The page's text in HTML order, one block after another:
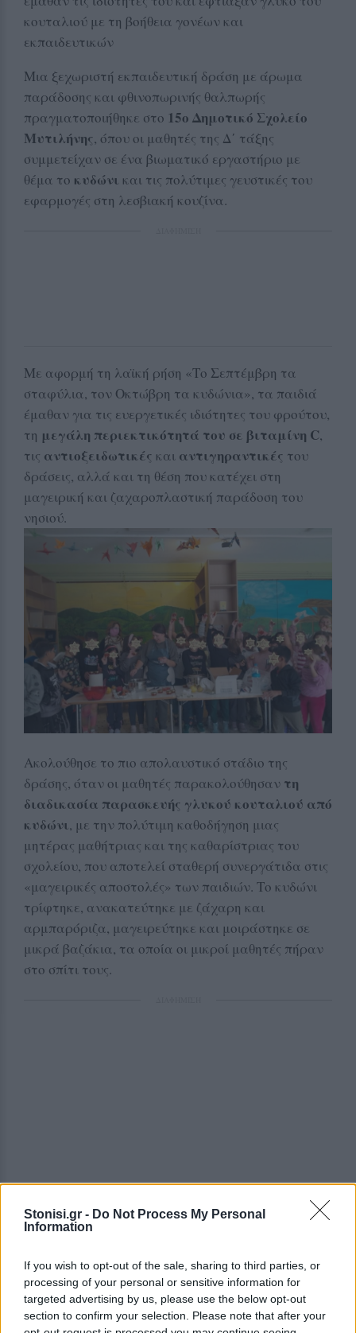
Stonisi.gr - Do Not Process My Personal
Information
If you wish to opt-out of the sale, sharing to third parties, or
processing of your personal or sensitive information for
targeted advertising by us, please use the below opt-out
section to confirm your selection. Please note that after your
κουταλιού με τη βοήθεια γονέων και
εκπαιδευτικών
Μια ξεχωριστή εκπαιδευτική δράση με άρωμα
παράδοσης και φθινοπωρινής θαλπωρής
πραγματοποιήθηκε στο 15ο Δημοτικό Σχολείο
Μυτιλήνης, όπου οι μαθητές της Δ΄ τάξης
συμμετείχαν σε ένα βιωματικό εργαστήριο με
θέμα το κυδώνι και τις πολύτιμες γευστικές του
εφαρμογές στη λεσβιακή κουζίνα.
Με αφορμή τη λαϊκή ρήση «Το Σεπτέμβρη τα
σταφύλια, τον Οκτώβρη τα κυδώνια», τα παιδιά
έμαθαν για τις ευεργετικές ιδιότητες του φρούτου,
τη μεγάλη περιεκτικότητά του σε βιταμίνη C,
τις αντιοξειδωτικές και αντιγηραντικές του
δράσεις, αλλά και τη θέση που κατέχει στη
μαγειρική και ζαχαροπλαστική παράδοση του
νησιού.
Ακολούθησε το πιο απολαυστικό στάδιο της
δράσης, όταν οι μαθητές παρακολούθησαν τη
διαδικασία παρασκευής γλυκού κουταλιού από
κυδώνι, με την πολύτιμη καθοδήγηση μιας
μητέρας μαθήτριας και της καθαρίστριας του
σχολείου, που αποτελεί σταθερή συνεργάτιδα στις
«μαγειρικές αποστολές» των παιδιών. Το κυδώνι
τρίφτηκε, ανακατεύτηκε με ζάχαρη και
αρμπαρόριζα, μαγειρεύτηκε και μοιράστηκε σε
μικρά βαζάκια, τα οποία οι μικροί μαθητές πήραν
στο σπίτι τους.